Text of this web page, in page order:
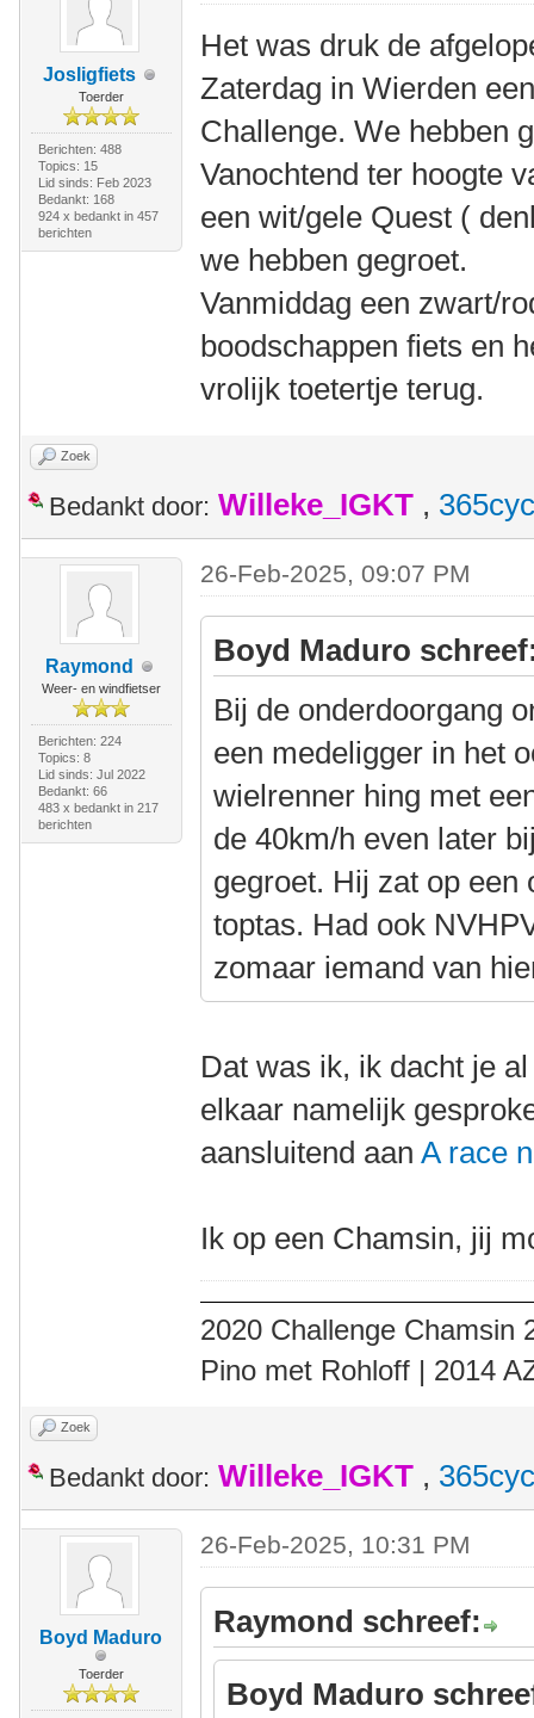
Josligfiets
Toerder
Berichten: 488
Topics: 15
Lid sinds: Feb 2023
Bedankt: 168
924 x bedankt in 457
berichten
Het was druk de
Zaterdag in Wierden
Challenge. We hebben
Vanochtend ter hoogte
een wit/gele Quest (
we hebben gegroet.
Vanmiddag een zwart/
boodschappen fiets en
vrolijk toetertje terug.
Zoek
Bedankt door: Willeke_IGKT ,
Raymond
Weer- en windfietser
Berichten: 224
Topics: 8
Lid sinds: Jul 2022
Bedankt: 66
483 x bedankt in 217
berichten
26-Feb-2025, 09:07 PM
Boyd Maduro
Bij de onderdoorgang
een medeligger in het
wielrenner hing met
de 40km/h even later
gegroet. Hij zat op een
toptas. Had ook
zomaar iemand van
Dat was ik, ik dacht je
elkaar namelijk
aansluitend aanA race
Ik op een Chamsin, jij
2020 Challenge Chamsin
Pino met Rohloff | 2014
Zoek
Bedankt door: Willeke_IGKT ,
Boyd Maduro
Toerder
26-Feb-2025, 10:31 PM
Raymond schreef:
Boyd Maduro